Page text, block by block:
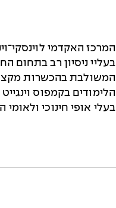
המרכז האקדמי
בעליי ניסיון רב בתחום
המשולבת בהכשרות
הלימודים בקמפוס
בעלי אופי חינוכי